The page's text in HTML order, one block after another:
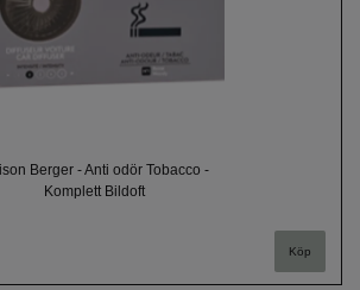
Berger - Anti odör Tobacco -
Komplett Bildoft